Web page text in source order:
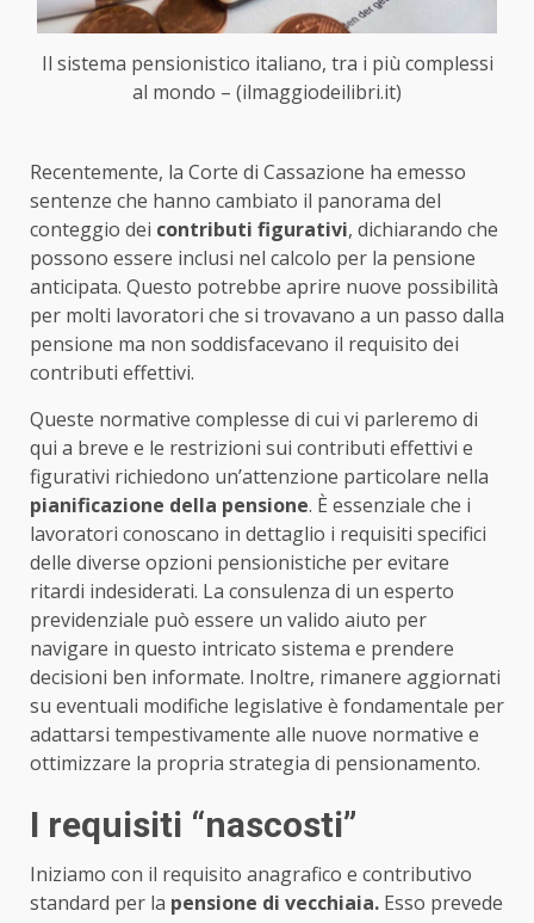
Il sistema pensionistico italiano, tra i più complessi
al mondo – (ilmaggiodeilibri.it)
Recentemente, la Corte di Cassazione ha emesso
sentenze che hanno cambiato il panorama del
conteggio dei contributi figurativi, dichiarando che
possono essere inclusi nel calcolo per la pensione
anticipata. Questo potrebbe aprire nuove possibilità
per molti lavoratori che si trovavano a un passo dalla
pensione ma non soddisfacevano il requisito dei
contributi effettivi.
Queste normative complesse di cui vi parleremo di
qui a breve e le restrizioni sui contributi effettivi e
figurativi richiedono un’attenzione particolare nella
pianificazione della pensione. È essenziale che i
lavoratori conoscano in dettaglio i requisiti specifici
delle diverse opzioni pensionistiche per evitare
ritardi indesiderati. La consulenza di un esperto
previdenziale può essere un valido aiuto per
navigare in questo intricato sistema e prendere
decisioni ben informate. Inoltre, rimanere aggiornati
su eventuali modifiche legislative è fondamentale per
adattarsi tempestivamente alle nuove normative e
ottimizzare la propria strategia di pensionamento.
I requisiti “nascosti”
Iniziamo con il requisito anagrafico e contributivo
standard per la pensione di vecchiaia. Esso prevede